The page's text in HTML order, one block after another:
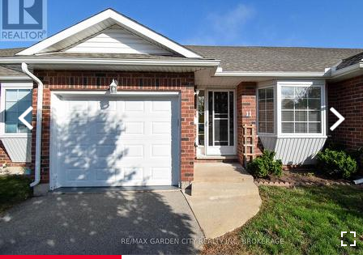
Previous Next